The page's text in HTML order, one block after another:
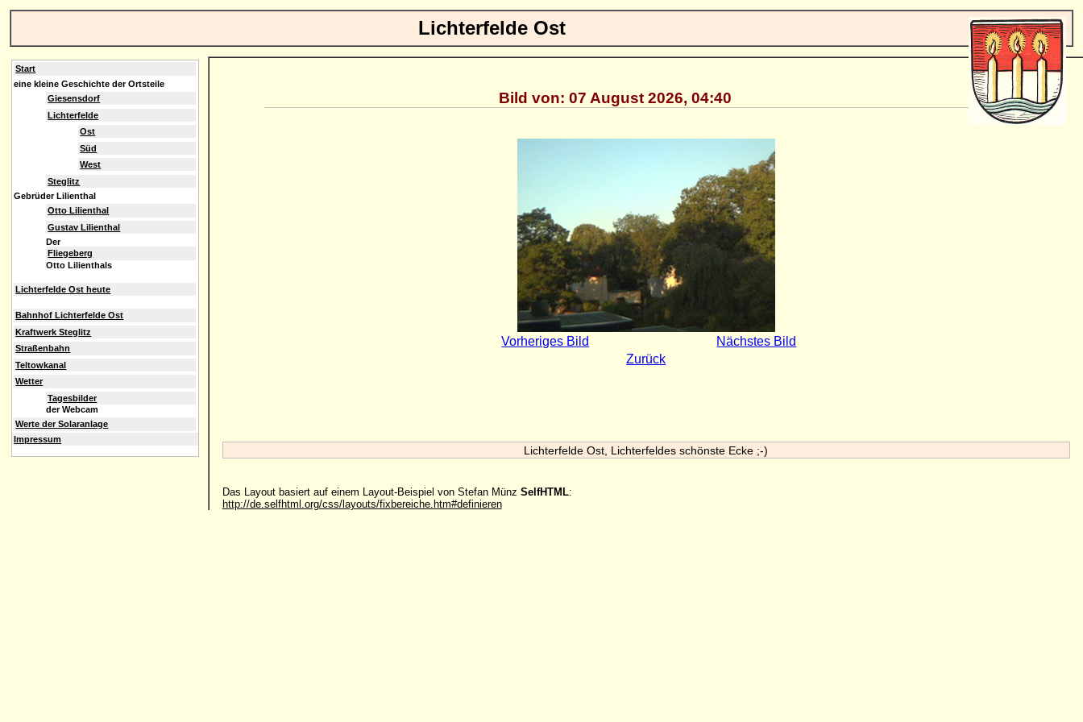
Lichterfelde Ost
Bild von: 07 August 2026, 04:40
Vorheriges Bild
Nächstes Bild
Zurück
Lichterfelde Ost, Lichterfeldes schönste Ecke ;-)
Das Layout basiert auf einem Layout-Beispiel von Stefan Münz SelfHTML:
http://de.selfhtml.org/css/layouts/fixbereiche.htm#definieren
Start
eine kleine Geschichte der Ortsteile
Giesensdorf
Lichterfelde
Ost
Süd
West
Steglitz
Gebrüder Lilienthal
Otto Lilienthal
Gustav Lilienthal
Der
Fliegeberg
Otto Lilienthals
Lichterfelde Ost heute
Bahnhof Lichterfelde Ost
Kraftwerk Steglitz
Straßenbahn
Teltowkanal
Wetter
Tagesbilder
der Webcam
Werte der Solaranlage
Impressum